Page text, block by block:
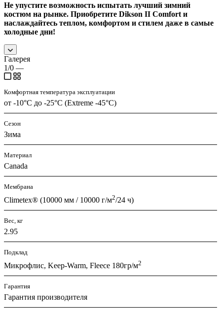
Не упустите возможность испытать лучший зимний
костюм на рынке. Приобретите Dikson II Comfort и
наслаждайтесь теплом, комфортом и стилем даже в самые
холодные дни!
Галерея
1/0 —
Комфортная температура эксплуатации
от -10°С до -25°С (Extreme -45°С)
Сезон
Зима
Материал
Canada
Мембрана
Climetex® (10000 мм / 10000 г/м2/24 ч)
Вес, кг
2.95
Подклад
Микрофлис, Keep-Warm, Fleece 180гр/м2
Гарантия
Гарантия производителя